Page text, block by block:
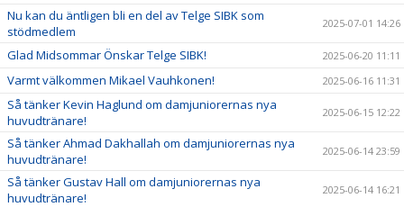
Nu kan du äntligen bli en del av Telge SIBK som
stödmedlem
2025-07-01 14:26
Glad Midsommar Önskar Telge SIBK! 2025-06-20 11:11
Varmt välkommen Mikael Vauhkonen! 2025-06-16 11:31
Så tänker Kevin Haglund om damjuniorernas nya
huvudtränare!
2025-06-15 12:22
Så tänker Ahmad Dakhallah om damjuniorernas nya
huvudtränare!
2025-06-14 23:59
Så tänker Gustav Hall om damjuniorernas nya
huvudtränare!
2025-06-14 16:21